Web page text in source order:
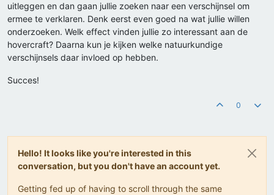
uitleggen en dan gaan jullie zoeken naar een verschijnsel om
ermee te verklaren. Denk eerst even goed na wat jullie willen
onderzoeken. Welk effect vinden jullie zo interessant aan de
hovercraft? Daarna kun je kijken welke natuurkundige
verschijnsels daar invloed op hebben.
Succes!
0
Hello! It looks like you're interested in this
conversation, but you don't have an account yet.
Getting fed up of having to scroll through the same